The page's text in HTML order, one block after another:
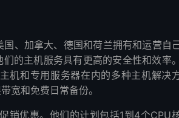
、加拿大、德国和荷兰拥有和运营自
的主机服务具有更高的安全性和效率。
机和专用服务器在内的多种主机解决
宽和免费日常备份。
销优惠。他们的计划包括1到4个CPU